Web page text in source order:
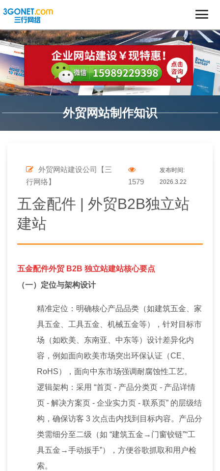
外贸网站制作知识
外贸网站建设公司【三
行网络】
1579
发布时间:
2026.3.22
五金配件 | 外贸B2B独立站
建站
五金配件外贸 B2B 独立站建站核心要点
（一）定位与架构设计
精准定位：明确核心产品品类（如建筑五金、家
具五金、工具五金、机械五金等），针对目标市
场（如欧美、东南亚、中东等）设计差异化内
容，例如面向欧美市场突出环保认证（CE、
RoHS），面向中东市场强调耐腐蚀性工艺。
逻辑架构：采用 “首页 - 产品分类页 - 产品详情
页 - 解决方案页 - 企业实力页 - 联系页” 的层级结
构，确保访客 3 次点击内找到目标内容。产品分
类需细分至二级（如 “建筑五金→门窗铰链”“工
具五金→手动扳手”），方便谷歌抓取和用户检
索。